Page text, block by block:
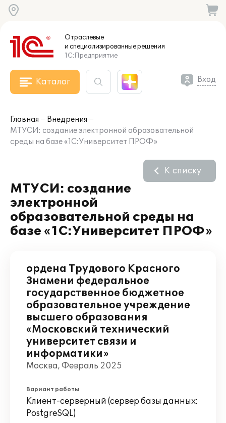
Отраслевые
и специализированныерешения
1С:Предприятие
Каталог Вход
Главная
Внедрения
МТУСИ: создание электронной образовательной
среды на базе «1С:Университет ПРОФ»
МТУСИ: создание
электронной
образовательной среды на
базе «1С:Университет ПРОФ»
К списку
ордена Трудового Красного
Знамени федеральное
государственное бюджетное
образовательное учреждение
высшего образования
«Московский технический
университет связи и
информатики»
Москва, Февраль 2025
Вариант работы
Клиент-серверный (сервер базы данных:
PostgreSQL)